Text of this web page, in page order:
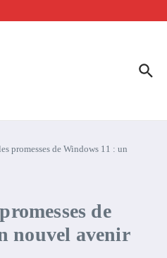
la data de caisse pour la transformer en
promesses de Windows 11 : un
de
nouvel avenir